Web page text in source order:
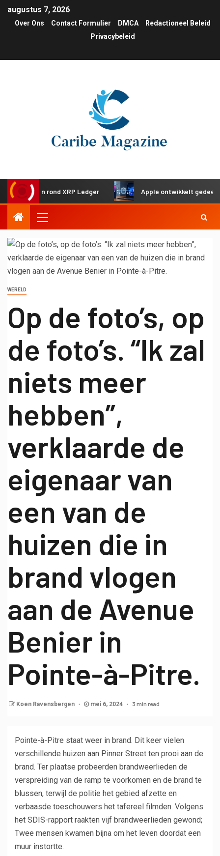
augustus 7, 2026
Over Ons Contact Formulier DMCA
Redactioneel Beleid
Privacybeleid
rond XRP Ledger Apple ontwikkelt gedeeld
WERELD
Op de foto’s, op
de foto’s. “Ik zal
niets meer
hebben”,
verklaarde de
eigenaar van
een van de
huizen die in
brand vlogen
aan de Avenue
Benier in
Pointe-à-Pitre.
Koen Ravensbergen mei 6, 2024 3 min read
Pointe-à-Pitre staat weer in brand. Dit keer vielen
verschillende huizen aan Pinner Street ten prooi aan de
brand. Ter plaatse probeerden brandweerlieden de
verspreiding van de ramp te voorkomen en de brand te
blussen, terwijl de politie het gebied afzette en
verbaasde toeschouwers het tafereel filmden. Volgens
het SDIS-rapport raakten vijf brandweerlieden gewond;
Twee mensen kwamen bijna om het leven doordat een
muur instortte.